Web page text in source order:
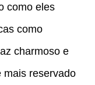
como eles
como
charmoso e
mais reservado